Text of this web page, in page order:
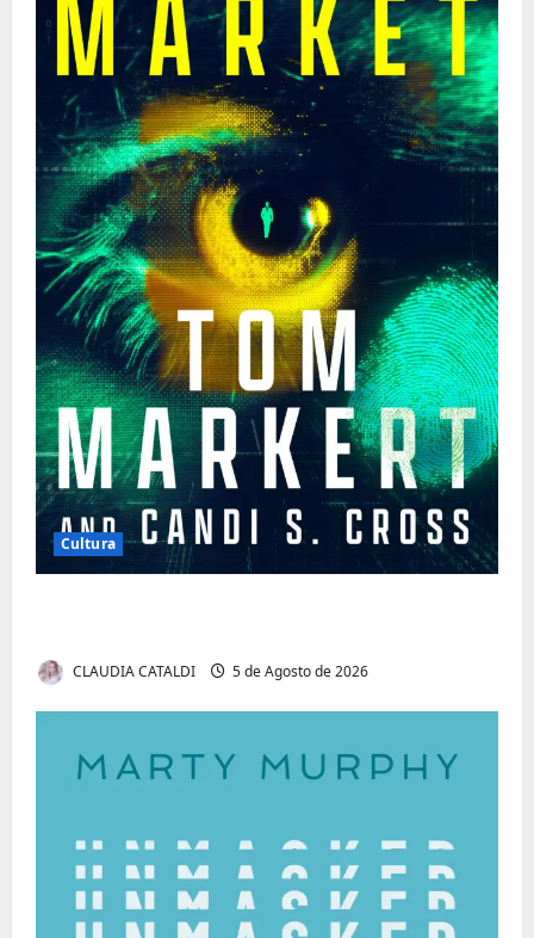
Cultura
CLAUDIA CATALDI 5 de Agosto de 2026